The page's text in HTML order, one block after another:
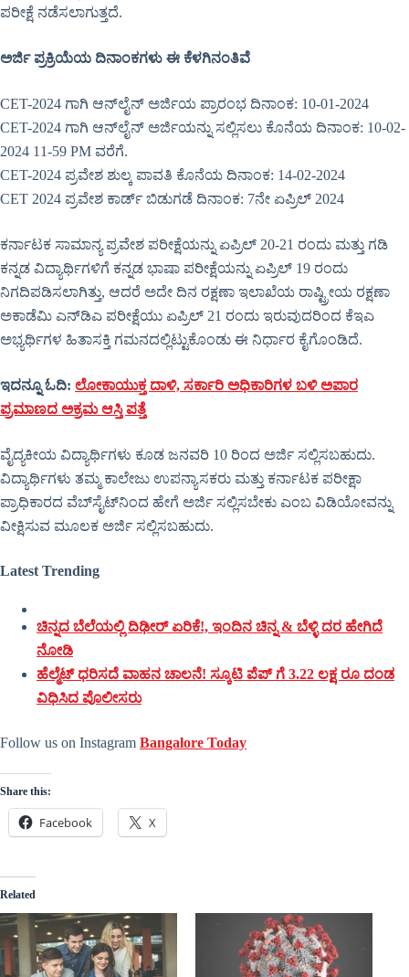
ಪರೀಕ್ಷೆ ನಡೆಸಲಾಗುತ್ತದೆ.
ಅರ್ಜಿ ಪ್ರಕ್ರಿಯೆಯ ದಿನಾಂಕಗಳು ಈ ಕೆಳಗಿನಂತಿವೆ
CET-2024 ಗಾಗಿ ಆನ್‌ಲೈನ್ ಅರ್ಜಿಯ ಪ್ರಾರಂಭ ದಿನಾಂಕ: 10-01-2024
CET-2024 ಗಾಗಿ ಆನ್‌ಲೈನ್ ಅರ್ಜಿಯನ್ನು ಸಲ್ಲಿಸಲು ಕೊನೆಯ ದಿನಾಂಕ: 10-02-
2024 11-59 PM ವರೆಗೆ.
CET-2024 ಪ್ರವೇಶ ಶುಲ್ಕ ಪಾವತಿ ಕೊನೆಯ ದಿನಾಂಕ: 14-02-2024
CET 2024 ಪ್ರವೇಶ ಕಾರ್ಡ್ ಬಿಡುಗಡೆ ದಿನಾಂಕ: 7ನೇ ಏಪ್ರಿಲ್ 2024
ಕರ್ನಾಟಕ ಸಾಮಾನ್ಯ ಪ್ರವೇಶ ಪರೀಕ್ಷೆಯನ್ನು ಏಪ್ರಿಲ್ 20-21 ರಂದು ಮತ್ತು ಗಡಿ
ಕನ್ನಡ ವಿದ್ಯಾರ್ಥಿಗಳಿಗೆ ಕನ್ನಡ ಭಾಷಾ ಪರೀಕ್ಷೆಯನ್ನು ಏಪ್ರಿಲ್ 19 ರಂದು
ನಿಗದಿಪಡಿಸಲಾಗಿತ್ತು, ಆದರೆ ಅದೇ ದಿನ ರಕ್ಷಣಾ ಇಲಾಖೆಯ ರಾಷ್ಟ್ರೀಯ ರಕ್ಷಣಾ
ಅಕಾಡೆಮಿ ಎನ್‌ಡಿಎ ಪರೀಕ್ಷೆಯು ಏಪ್ರಿಲ್ 21 ರಂದು ಇರುವುದರಿಂದ ಕೆಇಎ
ಅಭ್ಯರ್ಥಿಗಳ ಹಿತಾಸಕ್ತಿ ಗಮನದಲ್ಲಿಟ್ಟುಕೊಂಡು ಈ ನಿರ್ಧಾರ ಕೈಗೊಂಡಿದೆ.
ಇದನ್ನೂ ಓದಿ: ಲೋಕಾಯುಕ್ತ ದಾಳಿ, ಸರ್ಕಾರಿ ಅಧಿಕಾರಿಗಳ ಬಳಿ ಅಪಾರ
ಪ್ರಮಾಣದ ಅಕ್ರಮ ಆಸ್ತಿ ಪತ್ತೆ
ವೈದ್ಯಕೀಯ ವಿದ್ಯಾರ್ಥಿಗಳು ಕೂಡ ಜನವರಿ 10 ರಿಂದ ಅರ್ಜಿ ಸಲ್ಲಿಸಬಹುದು.
ವಿದ್ಯಾರ್ಥಿಗಳು ತಮ್ಮ ಕಾಲೇಜು ಉಪನ್ಯಾಸಕರು ಮತ್ತು ಕರ್ನಾಟಕ ಪರೀಕ್ಷಾ
ಪ್ರಾಧಿಕಾರದ ವೆಬ್‌ಸೈಟ್‌ನಿಂದ ಹೇಗೆ ಅರ್ಜಿ ಸಲ್ಲಿಸಬೇಕು ಎಂಬ ವಿಡಿಯೋವನ್ನು
ವೀಕ್ಷಿಸುವ ಮೂಲಕ ಅರ್ಜಿ ಸಲ್ಲಿಸಬಹುದು.
Latest Trending
ಚಿನ್ನದ ಬೆಲೆಯಲ್ಲಿ ದಿಢೀರ್ ಏರಿಕೆ!, ಇಂದಿನ ಚಿನ್ನ & ಬೆಳ್ಳಿ ದರ ಹೇಗಿದೆ
ನೋಡಿ
ಹೆಲ್ಮೆಟ್ ಧರಿಸದೆ ವಾಹನ ಚಾಲನೆ! ಸ್ಕೂಟಿ ಪೆಪ್ ಗೆ 3.22 ಲಕ್ಷ ರೂ ದಂಡ
ವಿಧಿಸಿದ ಪೊಲೀಸರು
Follow us on Instagram Bangalore Today
Share this:
Facebook X
Related